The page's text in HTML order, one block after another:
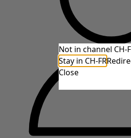
Not in channel CH-
Stay in CH-FR
Close